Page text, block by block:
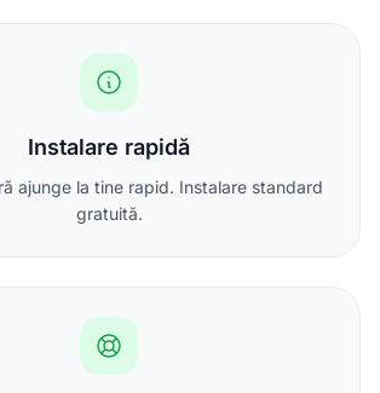
Instalare rapidă
ajunge la tine rapid. Instalare standard
gratuită.